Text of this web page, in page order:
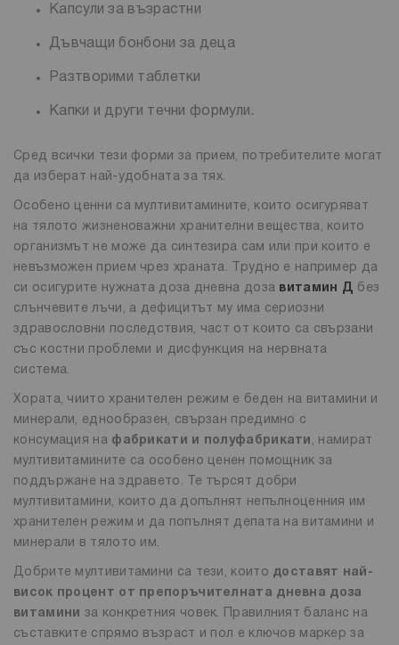
Капсули за възрастни
Дъвчащи бонбони за деца
Разтворими таблетки
Капки и други течни формули.
Сред всички тези форми за прием, потребителите могат
да изберат най-удобната за тях.
Особено ценни са мултивитамините, които осигуряват
на тялото жизненоважни хранителни вещества, които
организмът не може да синтезира сам или при които е
невъзможен прием чрез храната. Трудно е например да
си осигурите нужната доза дневна доза витамин Д без
слънчевите лъчи, а дефицитът му има сериозни
здравословни последствия, част от които са свързани
със костни проблеми и дисфункция на нервната
система.
Хората, чиито хранителен режим е беден на витамини и
минерали, еднообразен, свързан предимно с
консумация на фабрикати и полуфабрикати , намират
мултивитамините са особено ценен помощник за
поддържане на здравето. Те търсят добри
мултивитамини, които да допълнят непълноценния им
хранителен режим и да попълнят депата на витамини и
минерали в тялото им.
Добрите мултивитамини са тези, които доставят най-
висок процент от препоръчителната дневна доза
витамини за конкретния човек. Правилният баланс на
съставките спрямо възраст и пол е ключов маркер за